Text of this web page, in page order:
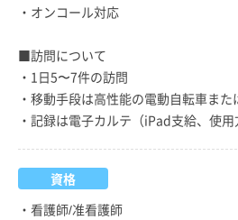
・オンコール対応
■訪問について
・1日5〜7件の訪問
・移動手段は高性能の電動自転車また
・記録は電子カルテ（iPad支給、使用
資格
・看護師/准看護師